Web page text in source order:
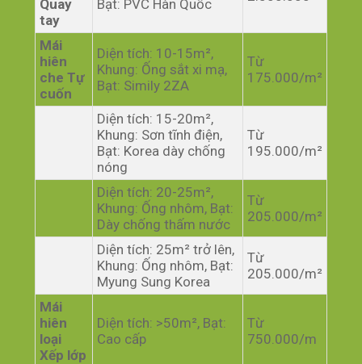
Quay
tay
Bạt: PVC Hàn Quốc
Mái
hiên
che Tự
cuốn
Diện tích: 10-15m²,
Khung: Ống sắt xi mạ,
Bạt: Simily 2ZA
Từ
175.000/m²
Diện tích: 15-20m²,
Khung: Sơn tĩnh điện,
Bạt: Korea dày chống
nóng
Từ
195.000/m²
Diện tích: 20-25m²,
Khung: Ống nhôm, Bạt:
Dày chống thấm nước
Từ
205.000/m²
Diện tích: 25m² trở lên,
Khung: Ống nhôm, Bạt:
Myung Sung Korea
Từ
205.000/m²
Mái
hiên
loại
Xếp lớp
Diện tích: >50m², Bạt:
Cao cấp
Từ
750.000/m